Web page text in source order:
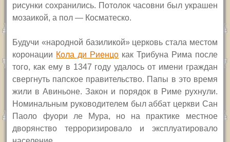
рисунки сохранились. Потолок часовни был украшен
мозаикой, а пол — Косматеско.
Будучи «народной базиликой» церковь стала местом
коронации Кола ди Риенцо как Трибуна Рима после
того, как ему в 1347 году удалось от имени граждан
свергнуть папское правительство. Папы в это время
жили в Авиньоне. Закон и порядок в Риме рухнули.
Номинальным руководителем был аббат церкви Сан
Паоло фуори ле Мура, но на практике местное
дворянство терроризировало и эксплуатировало